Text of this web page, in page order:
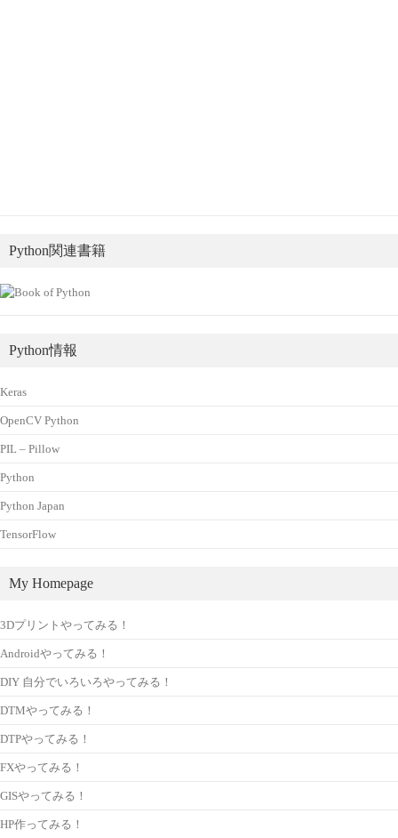
Python関連書籍
Python情報
Keras
OpenCV Python
PIL – Pillow
Python
Python Japan
TensorFlow
My Homepage
3Dプリントやってみる！
Androidやってみる！
DIY 自分でいろいろやってみる！
DTMやってみる！
DTPやってみる！
FXやってみる！
GISやってみる！
HP作ってみる！